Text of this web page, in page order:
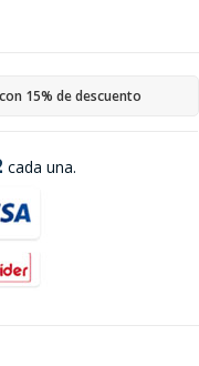
cada una.
con 15% de descuento